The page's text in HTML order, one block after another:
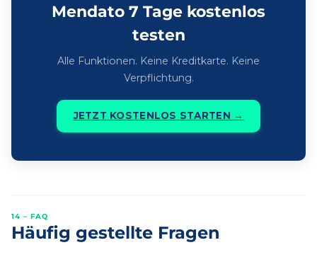
Mendato 7 Tage kostenlos
testen
Alle Funktionen. Keine Kreditkarte. Keine
Verpflichtung.
JETZT KOSTENLOS STARTEN →
14 – FAQ
Häufig gestellte Fragen